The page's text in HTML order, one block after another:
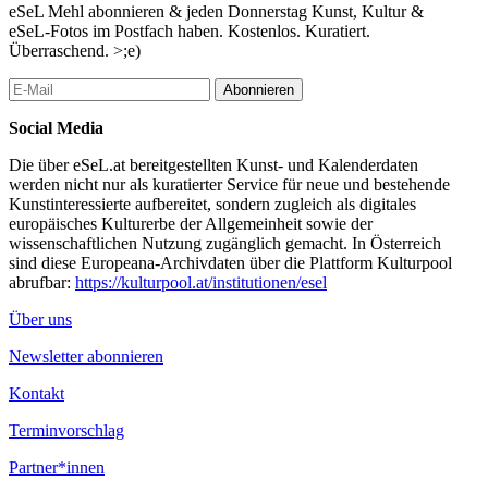
eSeL Mehl abonnieren & jeden Donnerstag Kunst, Kultur &
eSeL-Fotos im Postfach haben. Kostenlos. Kuratiert.
Überraschend. >;e)
Abonnieren
Social Media
Die über eSeL.at bereitgestellten Kunst- und Kalenderdaten
werden nicht nur als kuratierter Service für neue und bestehende
Kunstinteressierte aufbereitet, sondern zugleich als digitales
europäisches Kulturerbe der Allgemeinheit sowie der
wissenschaftlichen Nutzung zugänglich gemacht. In Österreich
sind diese Europeana-Archivdaten über die Plattform Kulturpool
abrufbar: https://kulturpool.at/institutionen/esel
Über uns
Newsletter abonnieren
Kontakt
Terminvorschlag
Partner*innen